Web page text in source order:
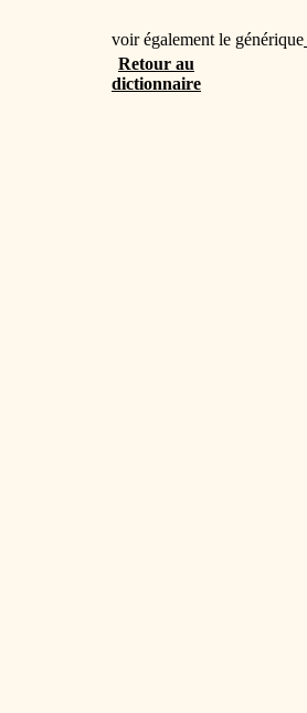
voir également le générique
Retour au
dictionnaire